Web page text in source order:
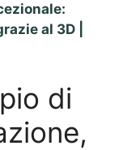
al 3D |
di